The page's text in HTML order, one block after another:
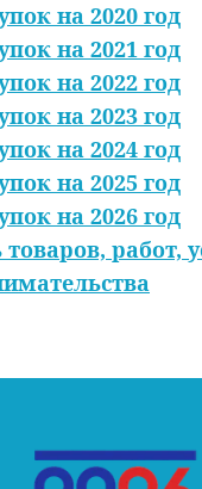
на 2020 год
на 2021 год
на 2022 год
на 2023 год
на 2024 год
на 2025 год
на 2026 год
работ,